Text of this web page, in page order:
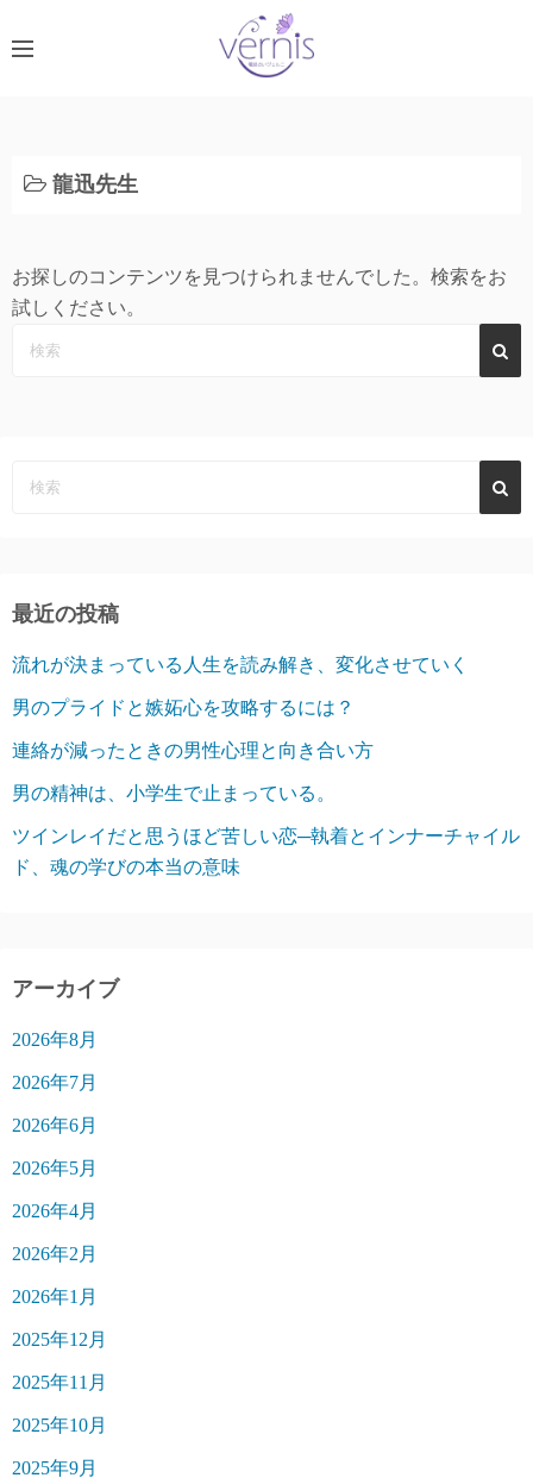
ン
プ
龍迅先生
お探しのコンテンツを見つけられませんでした。検索をお
試しください。
最近の投稿
流れが決まっている人生を読み解き、変化させていく
男のプライドと嫉妬心を攻略するには？
連絡が減ったときの男性心理と向き合い方
男の精神は、小学生で止まっている。
ツインレイだと思うほど苦しい恋─執着とインナーチャイル
ド、魂の学びの本当の意味
アーカイブ
2026年8月
2026年7月
2026年6月
2026年5月
2026年4月
2026年2月
2026年1月
2025年12月
2025年11月
2025年10月
2025年9月